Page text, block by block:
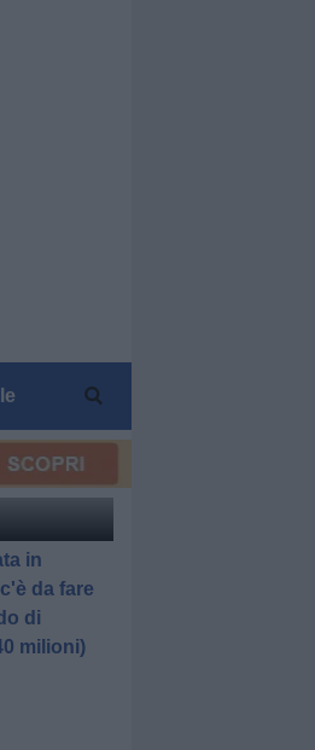
in
da fare
di
milioni)